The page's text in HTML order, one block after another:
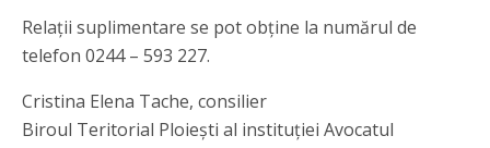
Relații suplimentare se pot obține la numărul de
telefon 0244 – 593 227.
Cristina Elena Tache, consilier
Biroul Teritorial Ploiești al instituției Avocatul